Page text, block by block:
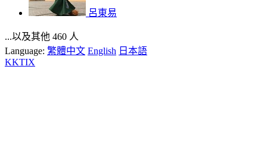
呂東易
...以及其他 460 人
Language: 繁體中文 English 日本語
KKTIX